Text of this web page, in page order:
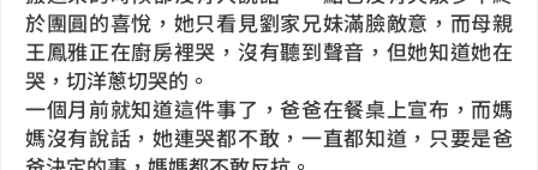
於團圓的喜悅，她只看見劉家兄妹滿臉敵意，而母親
王鳳雅正在廚房裡哭，沒有聽到聲音，但她知道她在
哭，切洋蔥切哭的。
一個月前就知道這件事了，爸爸在餐桌上宣布，而媽
媽沒有說話，她連哭都不敢，一直都知道，只要是爸